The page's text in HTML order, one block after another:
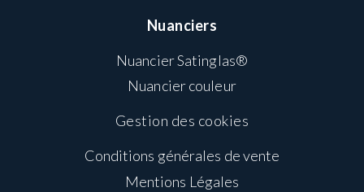
Nuanciers
Nuancier Satinglas®
Nuancier couleur
Gestion des cookies
Conditions générales de vente
Mentions Légales